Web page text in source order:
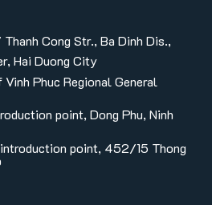
Thanh Cong Str., Ba Dinh Dis.,
Hai Duong City
Phuc Regional General
point, Dong Phu, Ninh
point, 452/15 Thong